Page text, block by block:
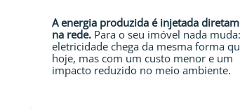
A energia produzida é injetada
na rede. Para o seu imóvel nada
eletricidade chega da mesma forma
hoje, mas com um custo menor e um
impacto reduzido no meio ambiente.